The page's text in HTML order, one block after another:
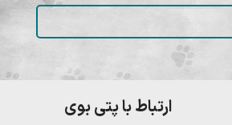
ارتباط با پتی بوی